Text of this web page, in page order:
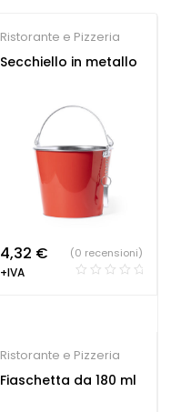
Ristorante e Pizzeria
Secchiello in metallo
4,32 €
+IVA
(0 recensioni)
Ristorante e Pizzeria
Fiaschetta da 180 ml